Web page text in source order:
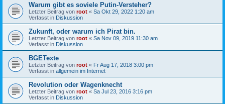
Warum gibt es soviele Putin-Versteher?
Letzter Beitrag von root « Sa Okt 29, 2022 1:20 am
Verfasst in Diskussion
Zukunft, oder warum ich Pirat bin.
Letzter Beitrag von root « Sa Nov 09, 2019 11:30 am
Verfasst in Diskussion
BGETexte
Letzter Beitrag von root « Fr Aug 17, 2018 3:00 pm
Verfasst in allgemein im Internet
Revolution oder Wagenknecht
Letzter Beitrag von root « Sa Jul 23, 2016 3:16 pm
Verfasst in Diskussion